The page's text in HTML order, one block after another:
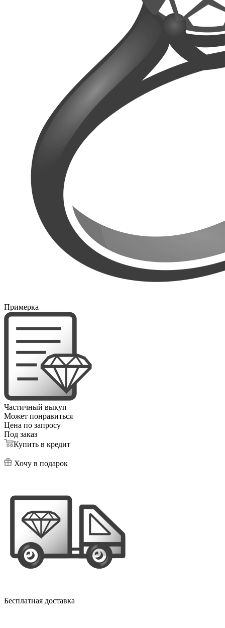
Примерка
Частичный выкуп
Может понравиться
Цена по запросу
Под заказ
Купить в кредит
Хочу в подарок
Бесплатная доставка